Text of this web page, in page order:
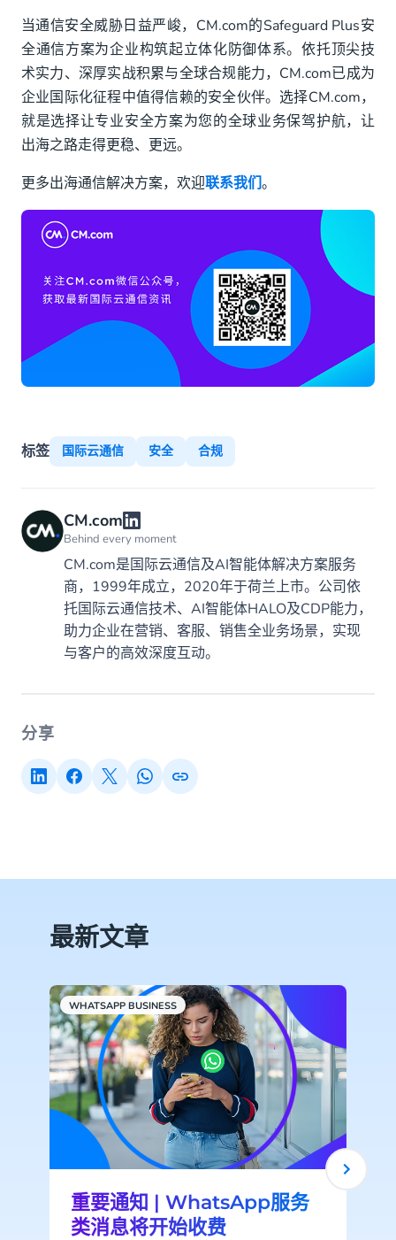
当通信安全威胁日益严峻，CM.com的Safeguard Plus安
全通信方案为企业构筑起立体化防御体系。依托顶尖技
术实力、深厚实战积累与全球合规能力，CM.com已成为
企业国际化征程中值得信赖的安全伙伴。选择CM.com，
就是选择让专业安全方案为您的全球业务保驾护航，让
出海之路走得更稳、更远。
更多出海通信解决方案，欢迎联系我们。
标签 国际云通信 安全 合规
CM.com
Behind every moment
CM.com是国际云通信及AI智能体解决方案服务
商，1999年成立，2020年于荷兰上市。公司依
托国际云通信技术、AI智能体HALO及CDP能力，
助力企业在营销、客服、销售全业务场景，实现
与客户的高效深度互动。
分享
最新文章
WHATSAPP BUSINESS
重要通知 | WhatsApp服务
类消息将开始收费